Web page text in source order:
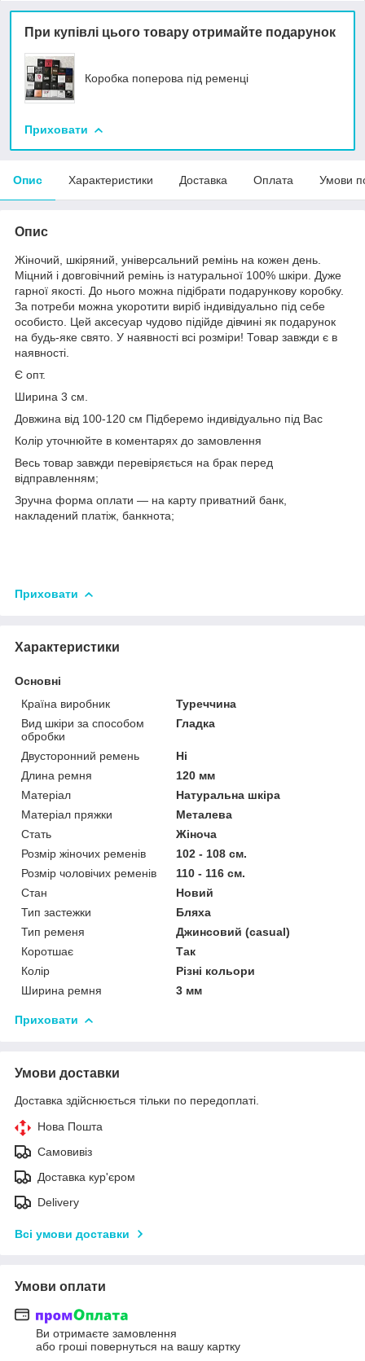
При купівлі цього товару отримайте подарунок
Коробка поперова під ременці
Приховати
Опис Характеристики Доставка Оплата Умови
Опис
Жіночий, шкіряний, універсальний ремінь на кожен день.
Міцний і довговічний ремінь із натуральної 100% шкіри. Дуже
гарної якості. До нього можна підібрати подарункову коробку.
За потреби можна укоротити виріб індивідуально під себе
особисто. Цей аксесуар чудово підійде дівчині як подарунок
на будь-яке свято. У наявності всі розміри! Товар завжди є в
наявності.
Є опт.
Ширина 3 см.
Довжина від 100-120 см Підберемо індивідуально під Вас
Колір уточнюйте в коментарях до замовлення
Весь товар завжди перевіряється на брак перед
відправленням;
Зручна форма оплати — на карту приватний банк,
накладений платіж, банкнота;
Приховати
Характеристики
Основні
Країна виробник
Туреччина
Вид шкіри за способом
обробки
Гладка
Двусторонний ремень
Ні
Длина ремня
120 мм
Матеріал
Натуральна шкіра
Матеріал пряжки
Металева
Стать
Жіноча
Розмір жіночих ременів
102 - 108 см.
Розмір чоловічих ременів
110 - 116 см.
Стан
Новий
Тип застежки
Бляха
Тип ременя
Джинсовий (casual)
Коротшає
Так
Колір
Різні кольори
Ширина ремня
3 мм
Приховати
Умови доставки
Доставка здійснюється тільки по передоплаті.
Нова Пошта
Самовивіз
Доставка кур'єром
Delivery
Всі умови доставки
Умови оплати
Ви отримаєте замовлення
або гроші повернуться на вашу картку